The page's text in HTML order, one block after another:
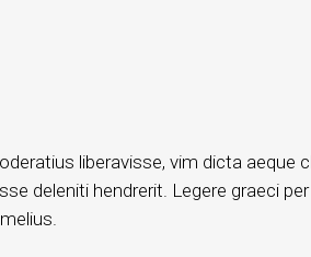
liberavisse, vim dicta aeque
deleniti hendrerit. Legere graeci